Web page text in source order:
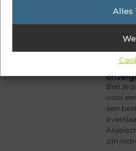
Alles
Ben je
voor
een
zijn